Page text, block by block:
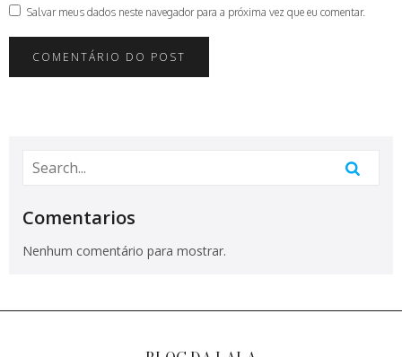
Salvar meus dados neste navegador para a próxima vez que eu comentar.
Comentarios
Nenhum comentário para mostrar.